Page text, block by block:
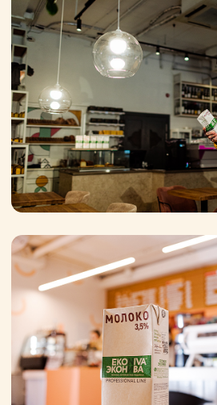
В качестве сырья используется
молоко высшего сорта.
собственных фермах обеспечивает
чистый состав, натуральный вкус и
максимальную пользу всех
ингредиентов.
Продукт отличается повышенным
содержанием натурального
белка — не менее 3,2 г на 100 г
Именно он дает плотную стойкую
которая не осядет, пока официант